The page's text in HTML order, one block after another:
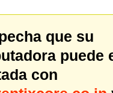
que su
puede
con